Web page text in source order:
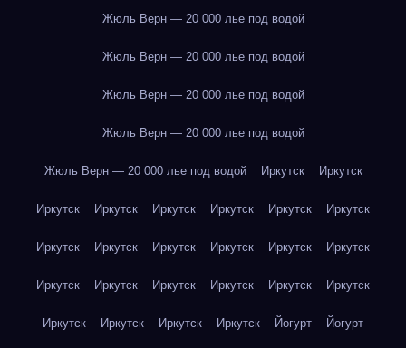
Жюль Верн — 20 000 лье под водой
Жюль Верн — 20 000 лье под водой
Жюль Верн — 20 000 лье под водой
Жюль Верн — 20 000 лье под водой
Жюль Верн — 20 000 лье под водой Иркутск Иркутск
Иркутск Иркутск Иркутск Иркутск Иркутск Иркутск
Иркутск Иркутск Иркутск Иркутск Иркутск Иркутск
Иркутск Иркутск Иркутск Иркутск Иркутск Иркутск
Иркутск Иркутск Иркутск Иркутск Йогурт Йогурт